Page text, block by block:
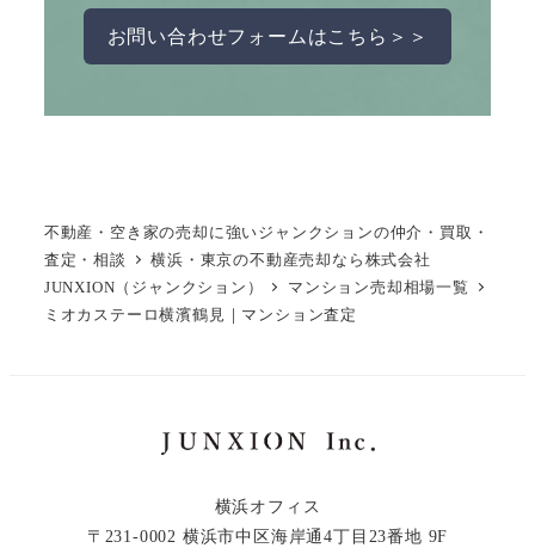
お問い合わせフォームはこちら＞＞
不動産・空き家の売却に強いジャンクションの仲介・買取・
査定・相談
横浜・東京の不動産売却なら株式会社
JUNXION（ジャンクション）
マンション売却相場一覧
ミオカステーロ横濱鶴見｜マンション査定
横浜オフィス
〒231-0002 横浜市中区海岸通4丁目23番地 9F